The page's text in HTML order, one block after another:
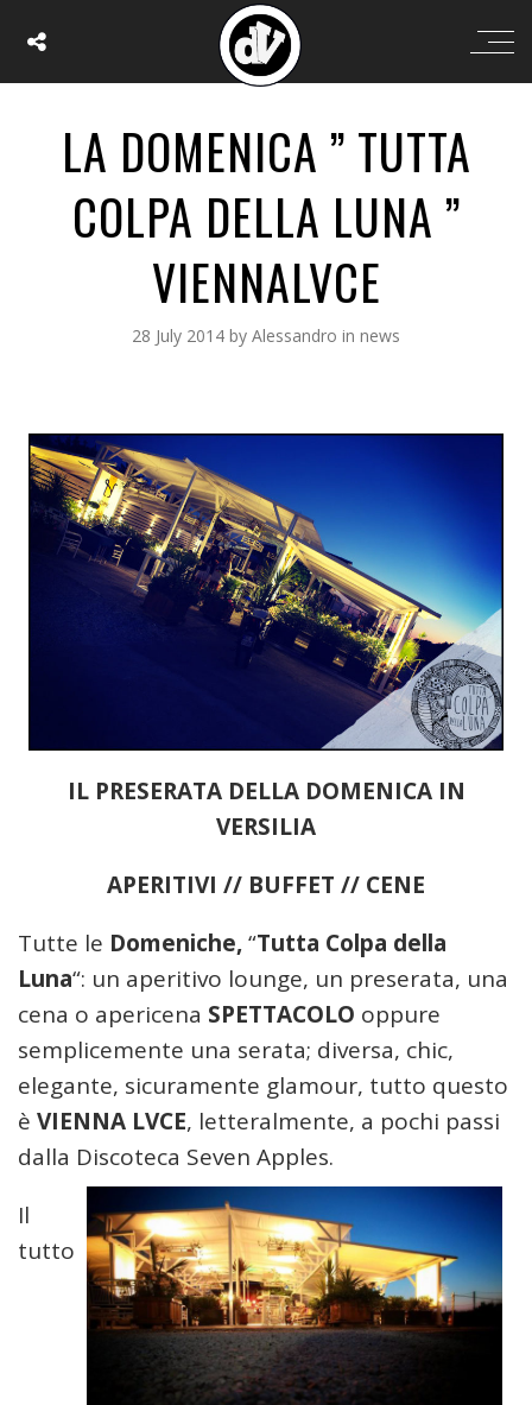
LA DOMENICA ” TUTTA
COLPA DELLA LUNA ”
VIENNALVCE
28 July 2014 by Alessandro in news
IL PRESERATA DELLA DOMENICA IN
VERSILIA
APERITIVI // BUFFET // CENE
Tutte le Domeniche,“Tutta Colpa della
Luna“: un aperitivo lounge, un preserata, una
cena o apericena SPETTACOLO oppure
semplicemente una serata; diversa, chic,
elegante, sicuramente glamour, tutto questo
è VIENNA LVCE, letteralmente, a pochi passi
dalla Discoteca Seven Apples.
Il
tutto